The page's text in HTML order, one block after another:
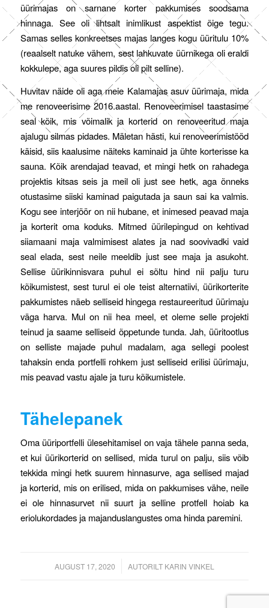
üürimajas on sarnane korter pakkumises soodsama
hinnaga. See oli lihtsalt inimlikust aspektist õige tegu.
Samas selles konkreetses majas langes kogu üüritulu 10%
(reaalselt natuke vähem, sest lahkuvate üürnikega oli eraldi
kokkulepe, aga suures pildis oli pilt selline).
Huvitav näide oli aga meie Kalamajas asuv üürimaja, mida
me renoveerisime 2016.aastal. Renoveerimisel taastasime
seal kõik, mis võimalik ja korterid on renoveeritud maja
ajalugu silmas pidades. Mäletan hästi, kui renoveerimistööd
käisid, siis kaalusime näiteks kaminaid ja ühte korterisse ka
sauna. Kõik arendajad teavad, et mingi hetk on rahadega
projektis kitsas seis ja meil oli just see hetk, aga õnneks
otustasime siiski kaminad paigutada ja saun sai ka valmis.
Kogu see interjöör on nii hubane, et inimesed peavad maja
ja korterit oma koduks. Mitmed üürilepingud on kehtivad
siiamaani maja valmimisest alates ja nad soovivadki vaid
seal elada, sest neile meeldib just see maja ja asukoht.
Sellise üürikinnisvara puhul ei sõltu hind nii palju turu
kõikumistest, sest turul ei ole teist alternatiivi, üürikorterite
pakkumistes näeb selliseid hingega restaureeritud üürimaju
väga harva. Mul on nii hea meel, et oleme selle projekti
teinud ja saame selliseid õppetunde tunda. Jah, üüritootlus
on selliste majade puhul madalam, aga sellegi poolest
tahaksin enda portfelli rohkem just selliseid erilisi üürimaju,
mis peavad vastu ajale ja turu kõikumistele.
Tähelepanek
Oma üüriportfelli ülesehitamisel on vaja tähele panna seda,
et kui üürikorterid on sellised, mida turul on palju, siis võib
tekkida mingi hetk suurem hinnasurve, aga sellised majad
ja korterid, mis on erilised, mida on pakkumises vähe, neile
ei ole hinnasurvet nii suurt ja selline protfell hoiab ka
eriolukordades ja majanduslangustes oma hinda paremini.
AUGUST 17, 2020
/ AUTORILT KARIN VINKEL